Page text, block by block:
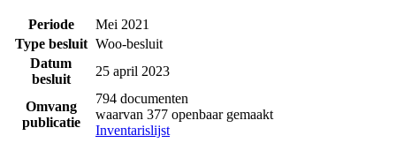
Periode
Mei 2021
Type besluit Woo-besluit
Datum
besluit
25 april 2023
Omvang
publicatie
794 documenten
waarvan 377 openbaar gemaakt
Inventarislijst